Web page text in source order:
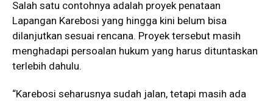
Salah satu contohnya adalah proyek penataan
Lapangan Karebosi yang hingga kini belum bisa
dilanjutkan sesuai rencana. Proyek tersebut masih
menghadapi persoalan hukum yang harus dituntaskan
terlebih dahulu.
“Karebosi seharusnya sudah jalan, tetapi masih ada